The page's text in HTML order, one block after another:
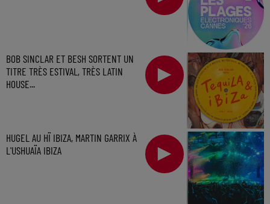
BOB SINCLAR ET BESH SORTENT UN
TITRE TRÈS ESTIVAL, TRÈS LATIN
HOUSE...
HUGEL AU HÏ IBIZA, MARTIN GARRIX À
L'USHUAÏA IBIZA